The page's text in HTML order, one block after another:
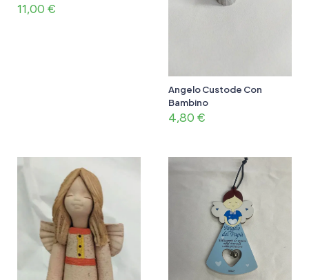
11,00 €
Angelo Custode Con
Bambino
4,80 €